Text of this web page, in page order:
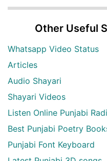
Other Useful
Whatsapp Video Status
Articles
Audio Shayari
Shayari Videos
Listen Online Punjabi
Best Punjabi Poetry
Punjabi Font Keyboard